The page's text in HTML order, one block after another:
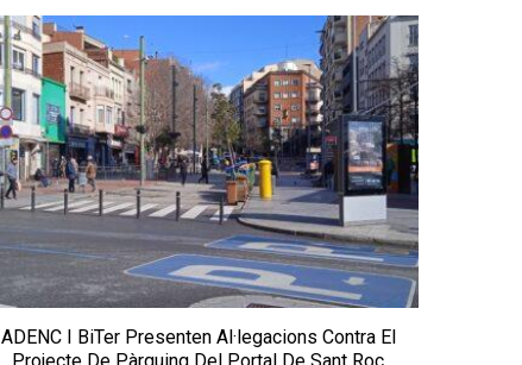
ADENC I BiTer Presenten Al·legacions Contra El